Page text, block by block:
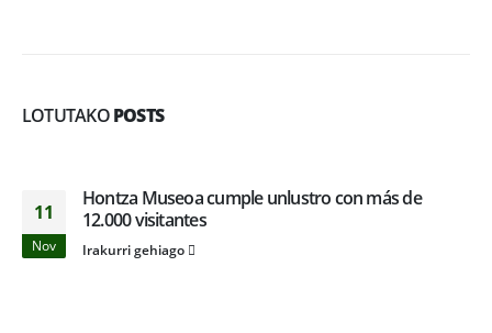
LOTUTAKOPOSTS
11
Nov
Hontza Museoa cumple unlustro con más de
12.000 visitantes
Irakurri gehiago